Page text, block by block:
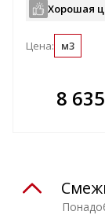
Хорошая
Цена: м3
8 635